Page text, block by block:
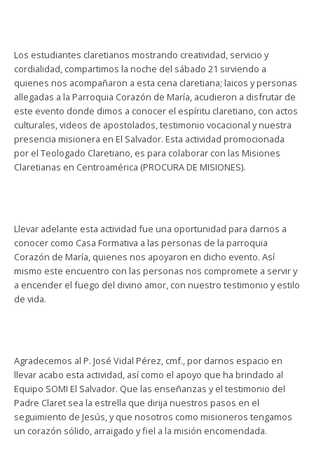
Los estudiantes claretianos mostrando creatividad, servicio y
cordialidad, compartimos la noche del sábado 21 sirviendo a
quienes nos acompañaron a esta cena claretiana; laicos y personas
allegadas a la Parroquia Corazón de María, acudieron a disfrutar de
este evento donde dimos a conocer el espíritu claretiano, con actos
culturales, videos de apostolados, testimonio vocacional y nuestra
presencia misionera en El Salvador. Esta actividad promocionada
por el Teologado Claretiano, es para colaborar con las Misiones
Claretianas en Centroamérica (PROCURA DE MISIONES).
Llevar adelante esta actividad fue una oportunidad para darnos a
conocer como Casa Formativa a las personas de la parroquia
Corazón de María, quienes nos apoyaron en dicho evento. Así
mismo este encuentro con las personas nos compromete a servir y
a encender el fuego del divino amor, con nuestro testimonio y estilo
de vida.
Agradecemos al P. José Vidal Pérez, cmf., por darnos espacio en
llevar acabo esta actividad, así como el apoyo que ha brindado al
Equipo SOMI El Salvador. Que las enseñanzas y el testimonio del
Padre Claret sea la estrella que dirija nuestros pasos en el
seguimiento de Jesús, y que nosotros como misioneros tengamos
un corazón sólido, arraigado y fiel a la misión encomendada.